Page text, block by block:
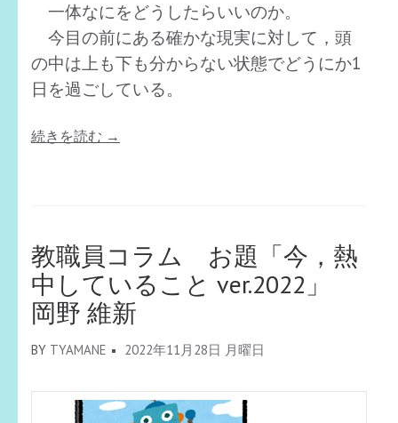
一体なにをどうしたらいいのか。
今目の前にある確かな現実に対して，頭
の中は上も下も分からない状態でどうにか1
日を過ごしている。
“教
ム
「私
の
チ
続きを読む →
教職員コラム お題「今，熱
中していること ver.2022」
岡野 維新
BY TYAMANE 2022年11月28日 月曜日